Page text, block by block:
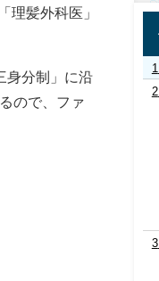
理髪外科医」
身分制」に沿
ので、ファ